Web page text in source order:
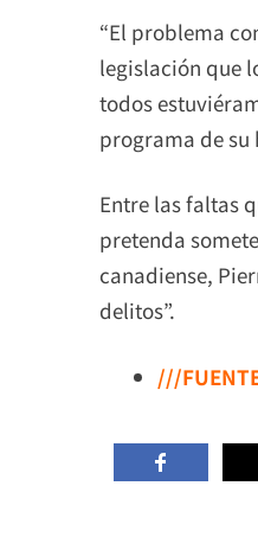
“El problema
legislación que
todos
programa de su
Entre las faltas
pretenda
canadiense,
delitos”.
///